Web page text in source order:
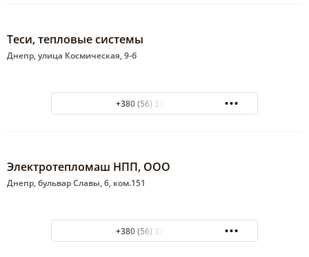
Теси, тепловые системы
Днепр, улица Космическая, 9-б
+380 (56) 370-58-31
Электротепломаш НПП, ООО
Днепр, бульвар Славы, 6, ком.151
+380 (56) 370-58-73